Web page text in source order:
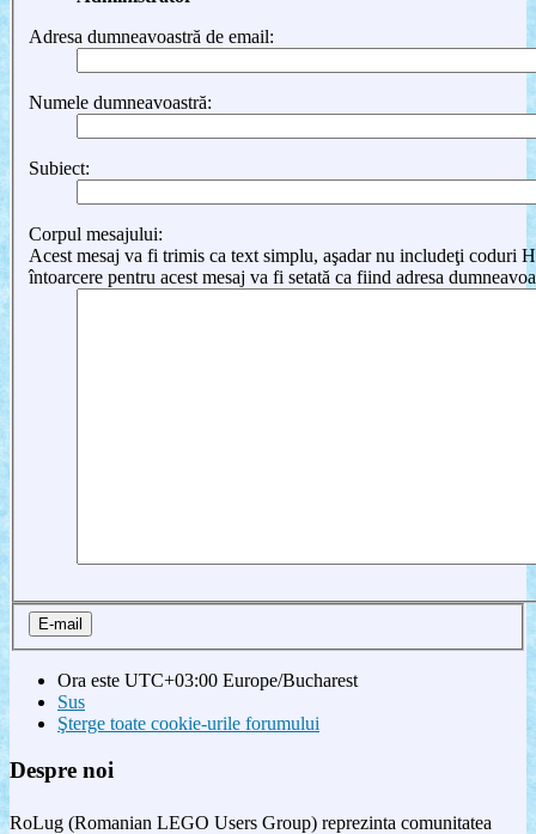
Adresa dumneavoastră de email:
Numele dumneavoastră:
Subiect:
Corpul mesajului:
Acest mesaj va fi trimis ca text simplu, aşadar nu includeţi coduri
întoarcere pentru acest mesaj va fi setată ca fiind adresa
Ora este UTC+03:00 Europe/Bucharest
Sus
Şterge toate cookie-urile forumului
Despre noi
RoLug (Romanian LEGO Users Group) reprezinta comunitatea